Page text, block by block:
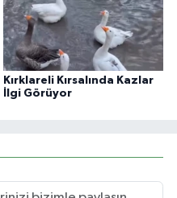
Kırklareli Kırsalında Kazlar
İlgi Görüyor